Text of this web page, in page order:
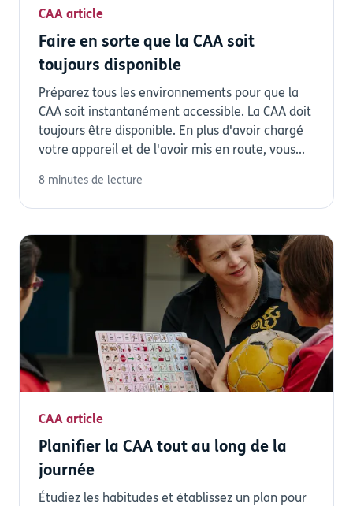
CAA article
Faire en sorte que la CAA soit
toujours disponible
Préparez tous les environnements pour que la
CAA soit instantanément accessible. La CAA doit
toujours être disponible. En plus d'avoir chargé
votre appareil et de l'avoir mis en route, vous...
8 minutes de lecture
CAA article
Planifier la CAA tout au long de la
journée
Étudiez les habitudes et établissez un plan pour